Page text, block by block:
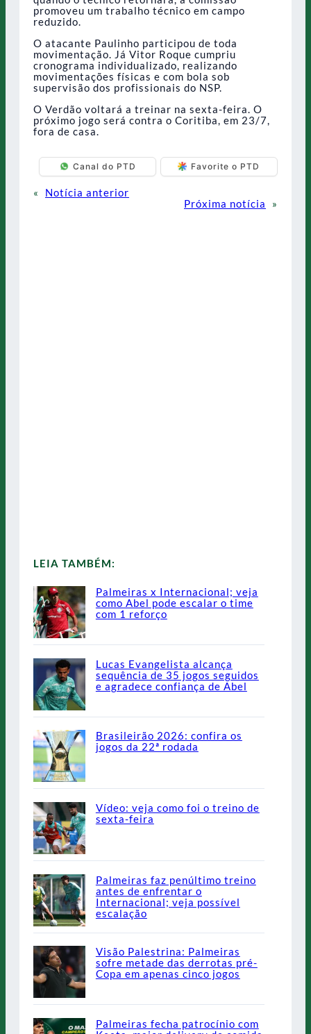
promoveu um trabalho técnico em campo
reduzido.
O atacante Paulinho participou de toda
movimentação. Já Vitor Roque cumpriu
cronograma individualizado, realizando
movimentações físicas e com bola sob
supervisão dos profissionais do NSP.
O Verdão voltará a treinar na sexta-feira. O
próximo jogo será contra o Coritiba, em 23/7,
fora de casa.
Canal do PTD Favorite o PTD
«
Notícia anterior
Próxima notícia
»
LEIA TAMBÉM:
Palmeiras x Internacional; veja
como Abel pode escalar o time
com 1 reforço
Lucas Evangelista alcança
sequência de 35 jogos seguidos
e agradece confiança de Abel
Brasileirão 2026: confira os
jogos da 22ª rodada
Vídeo: veja como foi o treino de
sexta-feira
Palmeiras faz penúltimo treino
antes de enfrentar o
Internacional; veja possível
escalação
Visão Palestrina: Palmeiras
sofre metade das derrotas pré-
Copa em apenas cinco jogos
Palmeiras fecha patrocínio com